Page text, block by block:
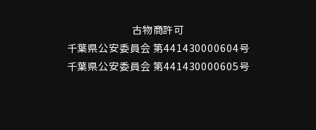
古物商許可
千葉県公安委員会 第441430000604号
千葉県公安委員会 第441430000605号